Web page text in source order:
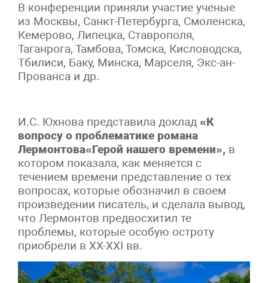
В конференции приняли участие ученые
из Москвы, Санкт-Петербурга, Смоленска,
Кемерово, Липецка, Ставрополя,
Таганрога, Тамбова, Томска, Кисловодска,
Тбилиси, Баку, Минска, Марселя, Экс-ан-
Прованса и др.
И.С. Юхнова представила доклад «К
вопросу о проблематике романа
Лермонтова«Герой нашего времени», в
котором показала, как меняется с
течением времени представление о тех
вопросах, которые обозначил в своем
произведении писатель, и сделала вывод,
что Лермонтов предвосхитил те
проблемы, которые особую остроту
приобрели в XX-XXI вв.